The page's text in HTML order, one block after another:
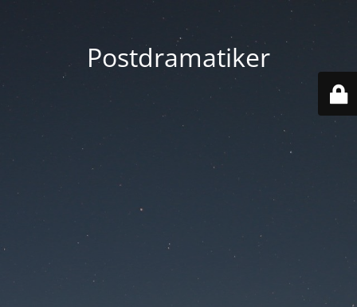
Postdramatiker